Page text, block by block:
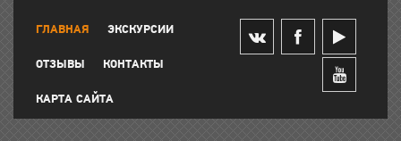
ГЛАВНАЯ ЭКСКУРСИИ
ОТЗЫВЫ КОНТАКТЫ
КАРТА САЙТА